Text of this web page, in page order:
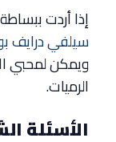
إذا أردت
سيلفي درايف
ويمكن لمحبي
الرميات.
الأسئلة